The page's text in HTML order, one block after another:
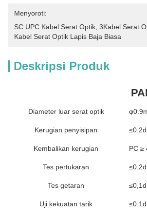
Menyoroti:
SC UPC Kabel Serat Optik 3Kabel Serat
Kabel Serat Optik Lapis Baja Biasa
Deskripsi Produk
Diameter luar serat optik
Kerugian penyisipan
Kembalikan kerugian PC ≥
Tes pertukaran
Tes getaran
Uji kekuatan tarik